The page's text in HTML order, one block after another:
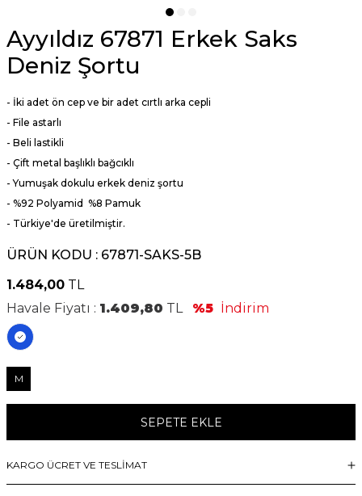
Ayyıldız 67871 Erkek Saks
Deniz Şortu
- İki adet ön cep ve bir adet cırtlı arka cepli
- File astarlı
- Beli lastikli
- Çift metal başlıklı bağcıklı
- Yumuşak dokulu erkek deniz şortu
- %92 Polyamid %8 Pamuk
- Türkiye'de üretilmiştir.
ÜRÜN KODU : 67871-SAKS-5B
1.484,00 TL
Havale Fiyatı : 1.409,80 TL %5 İndirim
M
SEPETE EKLE
KARGO ÜCRET VE TESLİMAT